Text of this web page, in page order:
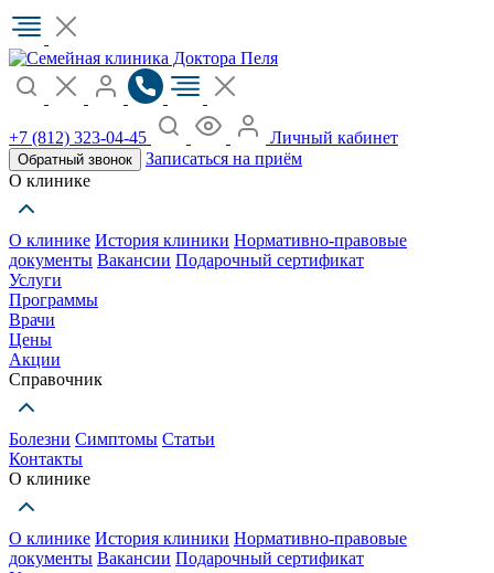
+7 (812) 323-04-45 Личный кабинет
Обратный звонок
Записаться на приём
О клинике
О клинике История клиники Нормативно-правовые
документы Вакансии Подарочный сертификат
Услуги
Программы
Врачи
Цены
Акции
Справочник
Болезни Симптомы Статьи
Контакты
О клинике
О клинике История клиники Нормативно-правовые
документы Вакансии Подарочный сертификат